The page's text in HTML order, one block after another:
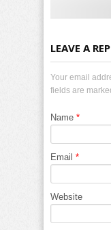
LEAVE A
Your email
fields are
Name *
Email *
Website